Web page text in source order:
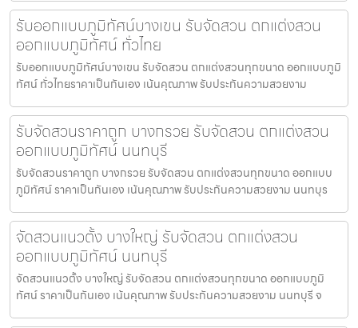
รับออกแบบภูมิทัศน์บางเขน รับจัดสวน ตกแต่งสวน
ออกแบบภูมิทัศน์ ทั่วไทย
รับออกแบบภูมิทัศน์บางเขน รับจัดสวน ตกแต่งสวนทุกขนาด ออกแบบภูมิ
ทัศน์ ทั่วไทยราคาเป็นกันเอง เน้นคุณภาพ รับประกันความสวยงาม
รับจัดสวนราคาถูก บางกรวย รับจัดสวน ตกแต่งสวน
ออกแบบภูมิทัศน์ นนทบุรี
รับจัดสวนราคาถูก บางกรวย รับจัดสวน ตกแต่งสวนทุกขนาด ออกแบบ
ภูมิทัศน์ ราคาเป็นกันเอง เน้นคุณภาพ รับประกันความสวยงาม นนทบุร
จัดสวนแนวตั้ง บางใหญ่ รับจัดสวน ตกแต่งสวน
ออกแบบภูมิทัศน์ นนทบุรี
จัดสวนแนวตั้ง บางใหญ่ รับจัดสวน ตกแต่งสวนทุกขนาด ออกแบบภูมิ
ทัศน์ ราคาเป็นกันเอง เน้นคุณภาพ รับประกันความสวยงาม นนทบุรี จ